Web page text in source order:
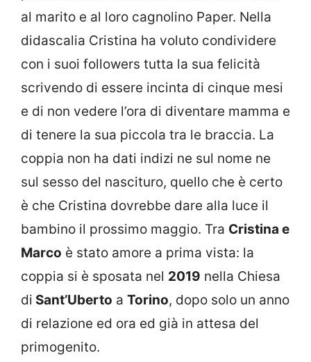
al marito e al loro cagnolino Paper. Nella
didascalia Cristina ha voluto condividere
con i suoi followers tutta la sua felicità
scrivendo di essere incinta di cinque mesi
e di non vedere l’ora di diventare mamma e
di tenere la sua piccola tra le braccia. La
coppia non ha dati indizi ne sul nome ne
sul sesso del nascituro, quello che è certo
è che Cristina dovrebbe dare alla luce il
bambino il prossimo maggio. Tra Cristina e
Marco è stato amore a prima vista: la
coppia si è sposata nel 2019 nella Chiesa
di Sant’Uberto a Torino, dopo solo un anno
di relazione ed ora ed già in attesa del
primogenito.